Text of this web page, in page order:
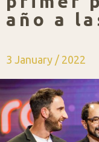
año a
3 January / 2022